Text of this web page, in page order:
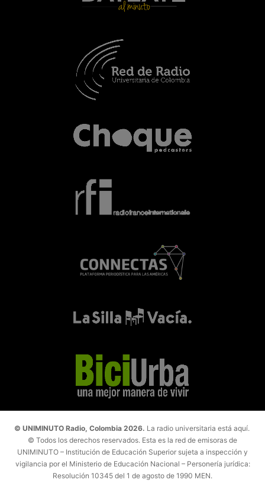
© UNIMINUTO Radio, Colombia 2026. La radio universitaria está aquí.
© Todos los derechos reservados. Esta es la red de emisoras de
UNIMINUTO – Institución de Educación Superior sujeta a inspección y
vigilancia por el Ministerio de Educación Nacional – Personería jurídica:
Resolución 10345 del 1 de agosto de 1990 MEN.